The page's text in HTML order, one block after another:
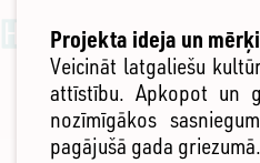
Projekta ideja un mērķi
Veicināt latgaliešu
attīstību. Apkopot un
nozīmīgākos
pagājušā gada griezumā.